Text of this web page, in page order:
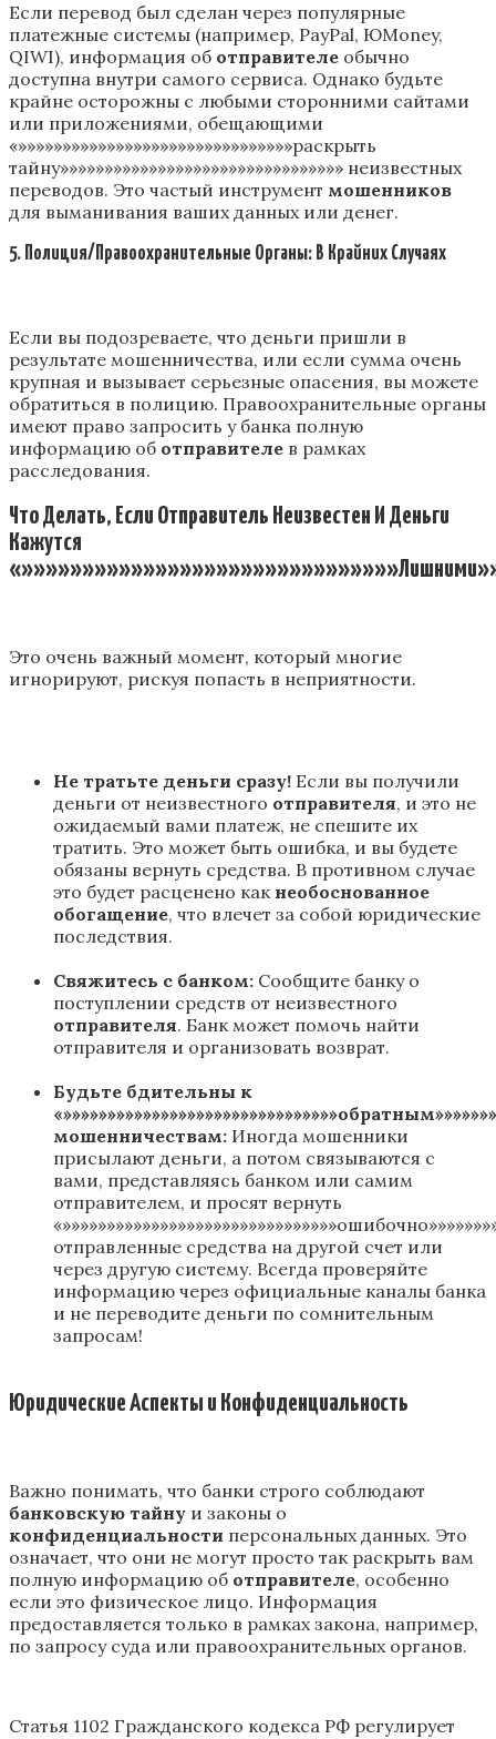
Если перевод был сделан через популярные
платежные системы (например, PayPal, ЮMoney,
QIWI), информация об отправителе обычно
доступна внутри самого сервиса. Однако будьте
крайне осторожны с любыми сторонними сайтами
или приложениями, обещающими
«»»»»»»»»»»»»»»»»»»»»»»»»»»»»»»»раскрыть
тайну»»»»»»»»»»»»»»»»»»»»»»»»»»»»»»»» неизвестных
переводов. Это частый инструмент мошенников
для выманивания ваших данных или денег.
5. Полиция/Правоохранительные Органы: В Крайних Случаях
Если вы подозреваете, что деньги пришли в
результате мошенничества, или если сумма очень
крупная и вызывает серьезные опасения, вы можете
обратиться в полицию. Правоохранительные органы
имеют право запросить у банка полную
информацию об отправителе в рамках
расследования.
Что Делать, Если Отправитель Неизвестен И Деньги
Кажутся
Это очень важный момент, который многие
игнорируют, рискуя попасть в неприятности.
Не тратьте деньги сразу! Если вы получили
деньги от неизвестного отправителя, и это не
ожидаемый вами платеж, не спешите их
тратить. Это может быть ошибка, и вы будете
обязаны вернуть средства. В противном случае
это будет расценено как необоснованное
обогащение, что влечет за собой юридические
последствия.
Свяжитесь с банком: Сообщите банку о
поступлении средств от неизвестного
отправителя. Банк может помочь найти
отправителя и организовать возврат.
Будьте бдительны к
мошенничествам: Иногда мошенники
присылают деньги, а потом связываются с
вами, представляясь банком или самим
отправителем, и просят вернуть
отправленные средства на другой счет или
через другую систему. Всегда проверяйте
информацию через официальные каналы банка
и не переводите деньги по сомнительным
запросам!
Юридические Аспекты и Конфиденциальность
Важно понимать, что банки строго соблюдают
банковскую тайну и законы о
конфиденциальности персональных данных. Это
означает, что они не могут просто так раскрыть вам
полную информацию об отправителе, особенно
если это физическое лицо. Информация
предоставляется только в рамках закона, например,
по запросу суда или правоохранительных органов.
Статья 1102 Гражданского кодекса РФ регулирует